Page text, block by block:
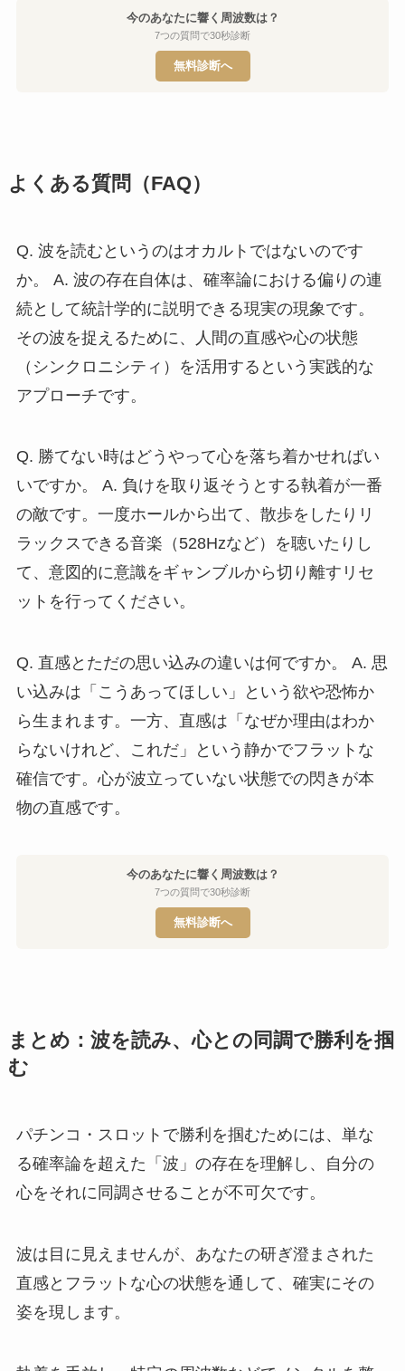
今のあなたに響く周波数は？
7つの質問で30秒診断
無料診断へ
よくある質問（FAQ）
Q. 波を読むというのはオカルトではないのです
か。 A. 波の存在自体は、確率論における偏りの連
続として統計学的に説明できる現実の現象です。
その波を捉えるために、人間の直感や心の状態
（シンクロニシティ）を活用するという実践的な
アプローチです。
Q. 勝てない時はどうやって心を落ち着かせればい
いですか。 A. 負けを取り返そうとする執着が一番
の敵です。一度ホールから出て、散歩をしたりリ
ラックスできる音楽（528Hzなど）を聴いたりし
て、意図的に意識をギャンブルから切り離すリセ
ットを行ってください。
Q. 直感とただの思い込みの違いは何ですか。 A. 思
い込みは「こうあってほしい」という欲や恐怖か
ら生まれます。一方、直感は「なぜか理由はわか
らないけれど、これだ」という静かでフラットな
確信です。心が波立っていない状態での閃きが本
物の直感です。
今のあなたに響く周波数は？
7つの質問で30秒診断
無料診断へ
まとめ：波を読み、心との同調で勝利を掴
む
パチンコ・スロットで勝利を掴むためには、単な
る確率論を超えた「波」の存在を理解し、自分の
心をそれに同調させることが不可欠です。
波は目に見えませんが、あなたの研ぎ澄まされた
直感とフラットな心の状態を通して、確実にその
姿を現します。